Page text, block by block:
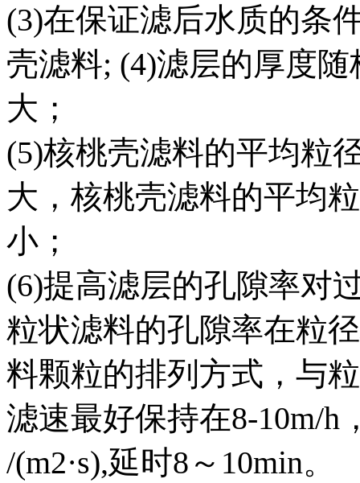
(3)在保证滤后水质的条
壳滤料; (4)滤层的厚度
大；
(5)核桃壳滤料的平均粒
大，核桃壳滤料的平均
小；
(6)提高滤层的孔隙率对
粒状滤料的孔隙率在粒
料颗粒的排列方式，与
滤速最好保持在8-10m/h
/(m2·s),延时8～10min。